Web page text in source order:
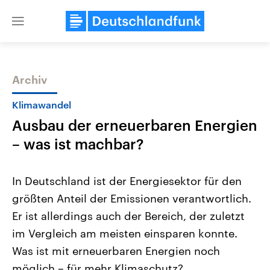
Close
Themen
Landtagswahl Sachsen-Anhalt
2026
Alle Informationen
Sachsen-Anhalt wählt am 6.
September 2026 einen neuen
Landtag. Seit 2021 wird das
Bundesland von einer Koalition aus
USA
Aktuelle Beiträge,
Hintergründe
Wirtschaftlich und
gehören die Vereinigten
den mächtigsten Ländern
mit großem Einfluss auf
Archiv
Klimawandel
Ausbau der erneuerbaren Energien
– was ist machbar?
In Deutschland ist der Energiesektor für den
größten Anteil der Emissionen verantwortlich.
Er ist allerdings auch der Bereich, der zuletzt
im Vergleich am meisten einsparen konnte.
Was ist mit erneuerbaren Energien noch